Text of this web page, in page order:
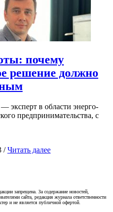
почему
решение должно
эксперт в области энерго-
предпринимательства, с
/Читать далее
запрещена. За содержание новостей,
сайта, редакция журнала ответственности
и не является публичной офертой.